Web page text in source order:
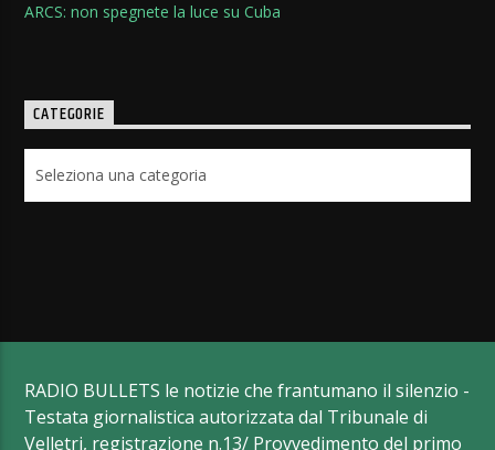
ARCS: non spegnete la luce su Cuba
CATEGORIE
RADIO BULLETS le notizie che frantumano il silenzio -
Testata giornalistica autorizzata dal Tribunale di
Velletri, registrazione n.13/ Provvedimento del primo